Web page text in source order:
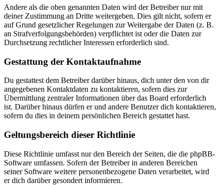
Andere als die oben genannten Daten wird der Betreiber nur mit
deiner Zustimmung an Dritte weitergeben. Dies gilt nicht, sofern er
auf Grund gesetzlicher Regelungen zur Weitergabe der Daten (z. B.
an Strafverfolgungsbehörden) verpflichtet ist oder die Daten zur
Durchsetzung rechtlicher Interessen erforderlich sind.
Gestattung der Kontaktaufnahme
Du gestattest dem Betreiber darüber hinaus, dich unter den von dir
angegebenen Kontaktdaten zu kontaktieren, sofern dies zur
Übermittlung zentraler Informationen über das Board erforderlich
ist. Darüber hinaus dürfen er und andere Benutzer dich kontaktieren,
sofern du dies in deinem persönlichen Bereich gestattet hast.
Geltungsbereich dieser Richtlinie
Diese Richtlinie umfasst nur den Bereich der Seiten, die die phpBB-
Software umfassen. Sofern der Betreiber in anderen Bereichen
seiner Software weitere personenbezogene Daten verarbeitet, wird
er dich darüber gesondert informieren.